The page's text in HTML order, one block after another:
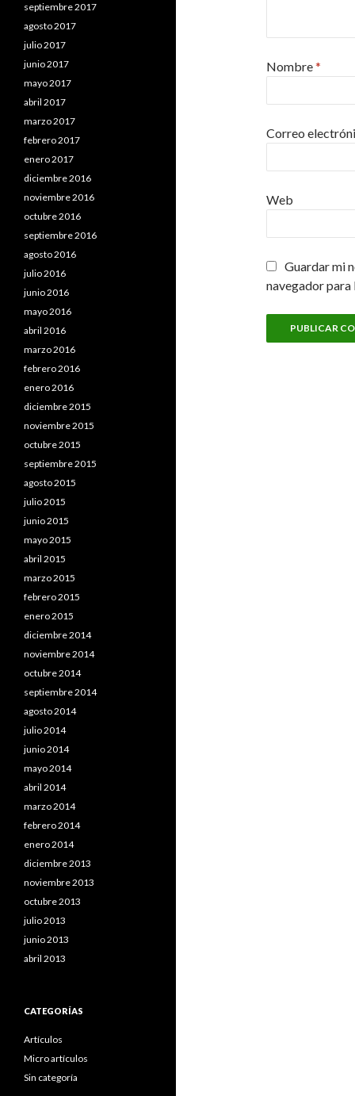
Nombre*
Correo
Web
Guardar mi
navegador para
septiembre 2017
agosto 2017
julio 2017
junio 2017
mayo 2017
abril 2017
marzo 2017
febrero 2017
enero 2017
diciembre 2016
noviembre 2016
octubre 2016
septiembre 2016
agosto 2016
julio 2016
junio 2016
mayo 2016
abril 2016
marzo 2016
febrero 2016
enero 2016
diciembre 2015
noviembre 2015
octubre 2015
septiembre 2015
agosto 2015
julio 2015
junio 2015
mayo 2015
abril 2015
marzo 2015
febrero 2015
enero 2015
diciembre 2014
noviembre 2014
octubre 2014
septiembre 2014
agosto 2014
julio 2014
junio 2014
mayo 2014
abril 2014
marzo 2014
febrero 2014
enero 2014
diciembre 2013
noviembre 2013
octubre 2013
julio 2013
junio 2013
abril 2013
CATEGORÍAS
Artículos
Micro artículos
Sin categoría